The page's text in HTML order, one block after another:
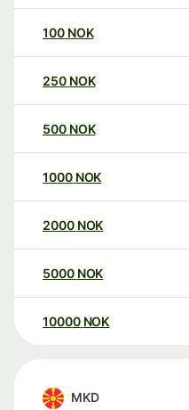
100 NOK
250 NOK
500 NOK
1000 NOK
2000 NOK
5000 NOK
10000 NOK
MKD